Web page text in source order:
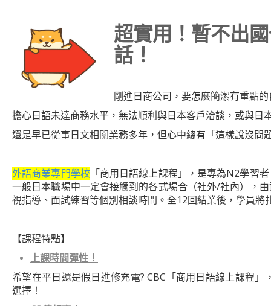
超實用！暫不出
話！
-
剛進日商公司，要怎麼簡潔有重點
擔心日語未達商務水平，無法順利與日本客戶洽談，或與日
還是早已從事日文相關業務多年，但心中總有「這樣說沒問
外語商業專門學校「商用日語線上課程」，是專為N2學習
一般日本職場中一定會接觸到的各式場合（社外/社內），
視指導、面試練習等個別相談時間。全12回結業後，學員
【課程特點】
上課時間彈性！
希望在平日還是假日進修充電? CBC「商用日語線上課程
選擇！